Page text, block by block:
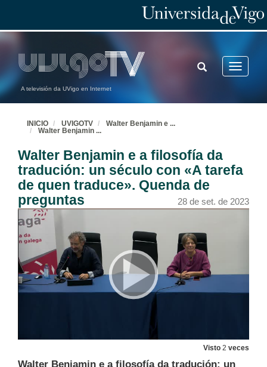
A televisión da UVigo en Internet
Toggle
TOGGLE
SEARCH
INICIO UVIGOTV Walter Benjamin e ...
Walter Benjamin ...
Walter Benjamin e a filosofía da
tradución: un século con «A tarefa
de quen traduce». Quenda de
preguntas
28 de set. de 2023
Visto 2 veces
Walter Benjamin e a filosofía da tradución: un